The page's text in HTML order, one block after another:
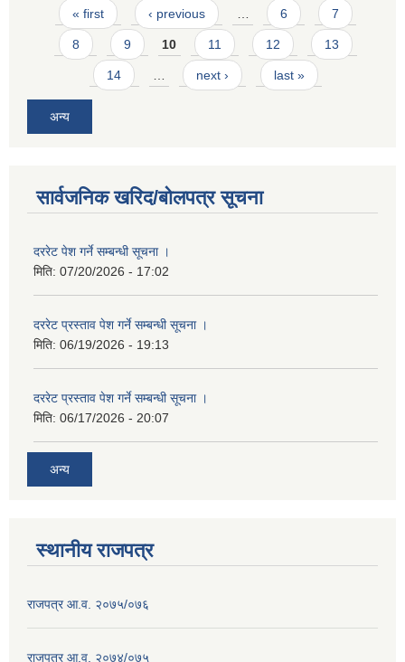
Pages
« first ‹ previous 6 7
8 9 10 11 12 13
14 next › last »
अन्य
सार्वजनिक खरिद/बोलपत्र सूचना
दररेट पेश गर्ने सम्बन्धी सूचना ।
मिति: 07/20/2026 - 17:02
दररेट प्रस्ताव पेश गर्ने सम्बन्धी सूचना ।
मिति: 06/19/2026 - 19:13
दररेट प्रस्ताव पेश गर्ने सम्बन्धी सूचना ।
मिति: 06/17/2026 - 20:07
अन्य
स्थानीय राजपत्र
राजपत्र आ.व. २०७५/०७६
राजपत्र आ.व. २०७४/०७५